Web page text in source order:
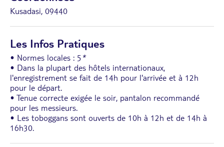
Kusadasi, 09440
Les Infos Pratiques
• Normes locales : 5 *
• Dans la plupart des hôtels internationaux,
l'enregistrement se fait de 14h pour l'arrivée et à 12h
pour le départ.
• Tenue correcte exigée le soir, pantalon recommandé
pour les messieurs.
• Les toboggans sont ouverts de 10h à 12h et de 14h à
16h30.